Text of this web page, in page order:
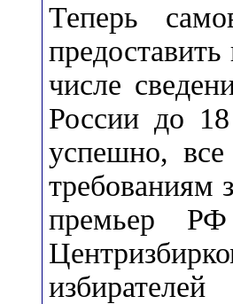
Теперь
числе
России до
успешно, все
требованиям
премьер